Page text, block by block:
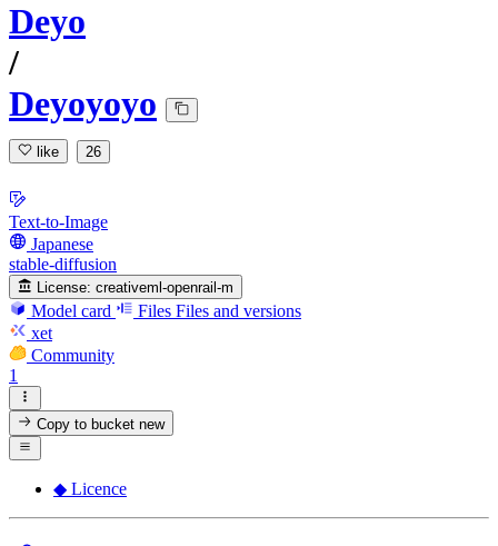
Deyo
/
Deyoyoyo
like 26
Text-to-Image
Japanese
stable-diffusion
License: creativeml-openrail-m
Model card Files Files and versions
xet
Community
1
Copy to bucketnew
◆ Licence